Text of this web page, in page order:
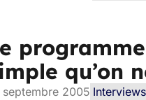
qu’on
septembre 2005 Interviews